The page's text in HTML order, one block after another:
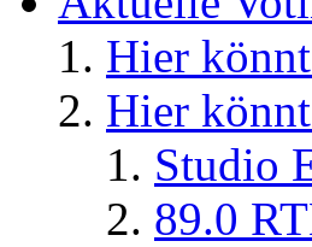
Hier
Hier
Studio
89.0